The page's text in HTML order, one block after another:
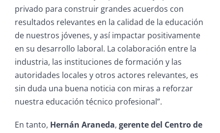
privado para construir grandes acuerdos con
resultados relevantes en la calidad de la educación
de nuestros jóvenes, y así impactar positivamente
en su desarrollo laboral. La colaboración entre la
industria, las instituciones de formación y las
autoridades locales y otros actores relevantes, es
sin duda una buena noticia con miras a reforzar
nuestra educación técnico profesional”.
En tanto, Hernán Araneda, gerente del Centro de